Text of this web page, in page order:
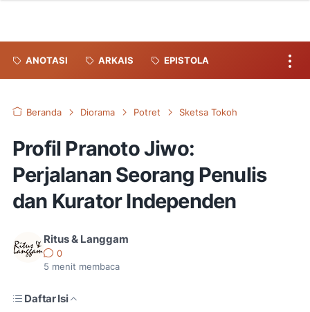
ANOTASI ARKAIS EPISTOLA
Beranda Diorama Potret Sketsa Tokoh
Profil Pranoto Jiwo:
Perjalanan Seorang Penulis
dan Kurator Independen
Ritus & Langgam
0
5 menit membaca
Daftar Isi